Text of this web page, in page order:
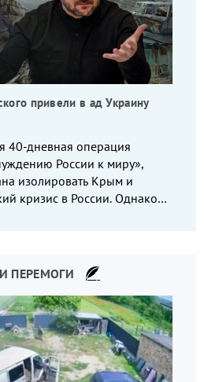
привели в ад Украину
40-дневная операция
России к миру»,
изолировать Крым и
кризис в России. Однако
ПЕРЕМОГИ